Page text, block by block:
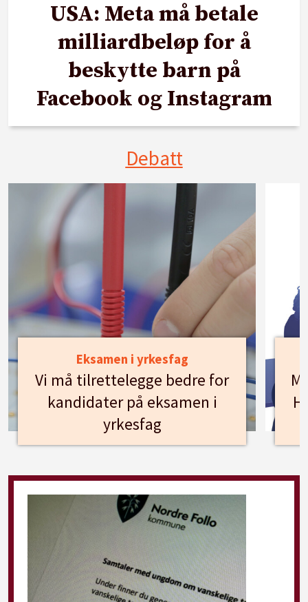
USA: Meta må betale
milliardbeløp for å
beskytte barn på
Facebook og Instagram
Debatt
Eksamen i yrkesfag
Vi må tilrettelegge bedre for
kandidater på eksamen i
yrkesfag